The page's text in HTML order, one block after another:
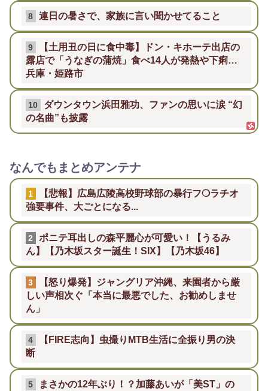
8 連日の暑さで、家族に言い聞かせてること
9
【土用丑の日に食中毒】ドン・キホーテ出店の
露店で「うなぎの蒲焼」食べ14人が発熱や下痢…
兵庫・姫路市
10
ダウンタウン浜田雅功、ファンの思いに涙 “幻
の名曲”も披露
なんでもまとめアンテナ
1
【悲報】広島広陵高校野球部の暴行フ❍ラチオ
強要事件、大ごとになる...
2
ポニテ耳出しの森平麗心が可愛い！【うるみ
ん】【乃木坂スター誕生！SIX】【乃木坂46】
3
【怒り爆発】ジャングリア沖縄、来園者から厳
しい声相次ぐ「本当に最悪でした、お勧めしませ
ん」
4
【FIRE志向】虫撮りMTB生活に全振り男の決
断
5
まさかの12年ぶり！？加藤あいが「美ST」の